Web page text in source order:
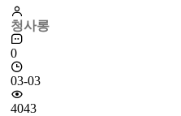
청사롱
0
03-03
4043